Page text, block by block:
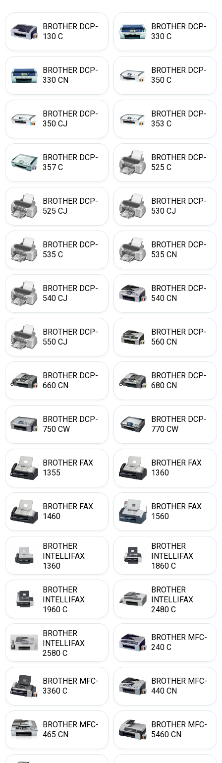
BROTHER DCP-
130 C
BROTHER DCP-
330 C
BROTHER DCP-
330 CN
BROTHER DCP-
350 C
BROTHER DCP-
350 CJ
BROTHER DCP-
353 C
BROTHER DCP-
357 C
BROTHER DCP-
525 C
BROTHER DCP-
525 CJ
BROTHER DCP-
530 CJ
BROTHER DCP-
535 C
BROTHER DCP-
535 CN
BROTHER DCP-
540 CJ
BROTHER DCP-
540 CN
BROTHER DCP-
550 CJ
BROTHER DCP-
560 CN
BROTHER DCP-
660 CN
BROTHER DCP-
680 CN
BROTHER DCP-
750 CW
BROTHER DCP-
770 CW
BROTHER FAX
1355
BROTHER FAX
1360
BROTHER FAX
1460
BROTHER FAX
1560
BROTHER
INTELLIFAX
1360
BROTHER
INTELLIFAX
1860 C
BROTHER
INTELLIFAX
1960 C
BROTHER
INTELLIFAX
2480 C
BROTHER
INTELLIFAX
2580 C
BROTHER MFC-
240 C
BROTHER MFC-
3360 C
BROTHER MFC-
440 CN
BROTHER MFC-
465 CN
BROTHER MFC-
5460 CN